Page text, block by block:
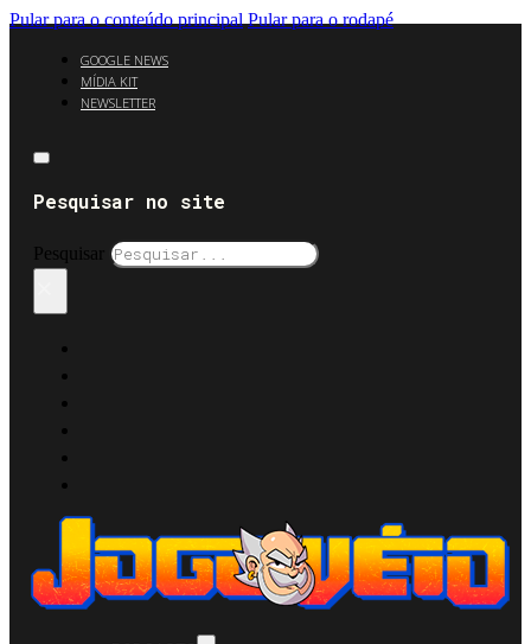
Pular para o conteúdo principal Pular para o rodapé
GOOGLE NEWS
MÍDIA KIT
NEWSLETTER
Pesquisar no site
Pesquisar